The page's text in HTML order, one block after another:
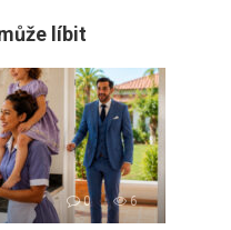
líbit
0 6